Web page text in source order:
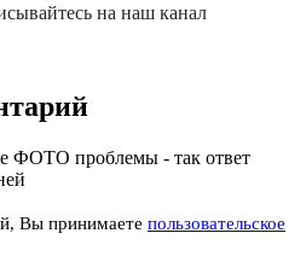
на наш канал
проблемы - так ответ
Вы принимаете пользовательское